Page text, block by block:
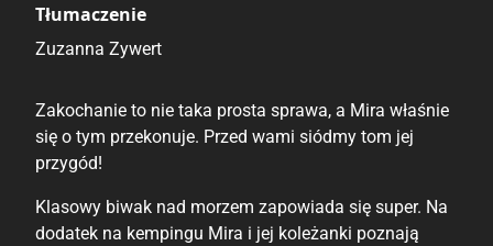
Tłumaczenie
Zuzanna Zywert
Zakochanie to nie taka prosta sprawa, a Mira właśnie
się o tym przekonuje. Przed wami siódmy tom jej
przygód!
Klasowy biwak nad morzem zapowiada się super. Na
dodatek na kempingu Mira i jej koleżanki poznają